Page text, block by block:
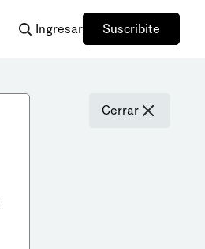
Ingresar Suscribite
Cerrar